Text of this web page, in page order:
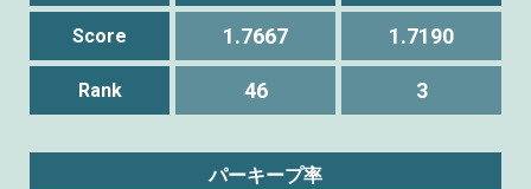
Score 1.7667 1.7190
Rank 46 3
パーキープ率